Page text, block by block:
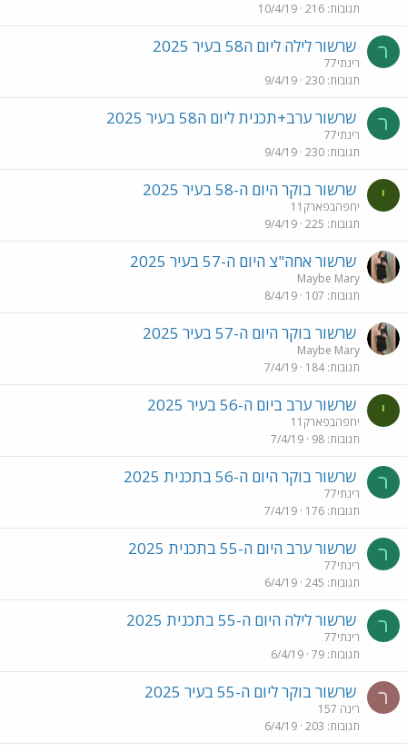
תגובות 216
10/4/19
ר שרשור לילה ליום ה58 בעיר 2025
רינתי77
תגובות 230
9/4/19
ר שרשור ערב+תכנית ליום ה58 בעיר 2025
רינתי77
תגובות 230
9/4/19
י שרשור בוקר היום ה-58 בעיר 2025
יחפהבפארק11
תגובות 225
9/4/19
שרשור אחה"צ היום ה-57 בעיר 2025
Maybe Mary
תגובות 107
8/4/19
שרשור בוקר היום ה-57 בעיר 2025
Maybe Mary
תגובות 184
7/4/19
י שרשור ערב ביום ה-56 בעיר 2025
יחפהבפארק11
תגובות 98
7/4/19
ר שרשור בוקר היום ה-56 בתכנית 2025
רינתי77
תגובות 176
7/4/19
ר שרשור ערב היום ה-55 בתכנית 2025
רינתי77
תגובות 245
6/4/19
ר שרשור לילה היום ה-55 בתכנית 2025
רינתי77
תגובות 79
6/4/19
ר שרשור בוקר ליום ה-55 בעיר 2025
רינה 157
תגובות 203
6/4/19